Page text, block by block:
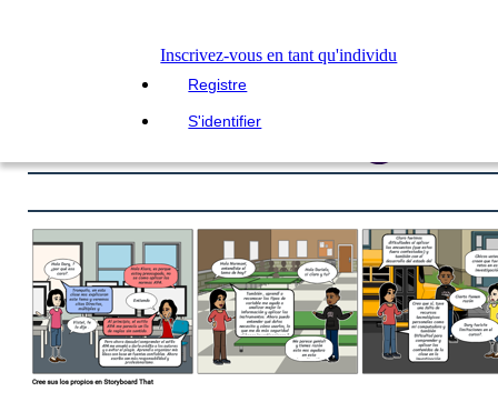
Inscrivez-vous en tant qu'individu
Registre
S'identifier